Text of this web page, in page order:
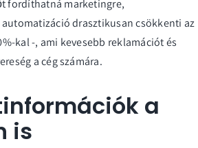
fordíthatná marketingre,
drasztikusan csökkenti az
kal -, ami kevesebb reklamációt és
a cég számára.
a
is